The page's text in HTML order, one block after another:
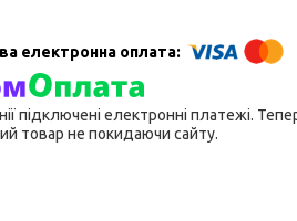
підключені електронні платежі.
товар не покидаючи сайту.